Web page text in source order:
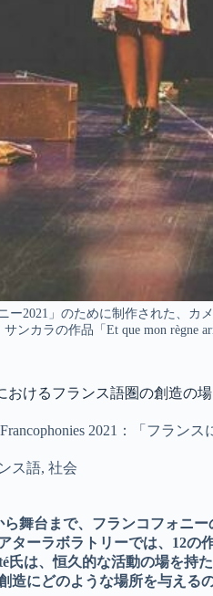
ー2021」のために制作された、カ
ンカラの作品「Et que mon règne
おけるフランス語圏の創造の
2021：「フラン
ス語, 社会
舞台まで、フランコフォニ
ターラボラトリーでは、12の
氏は、恒久的な活動の場を持
造にどのような場所を与える